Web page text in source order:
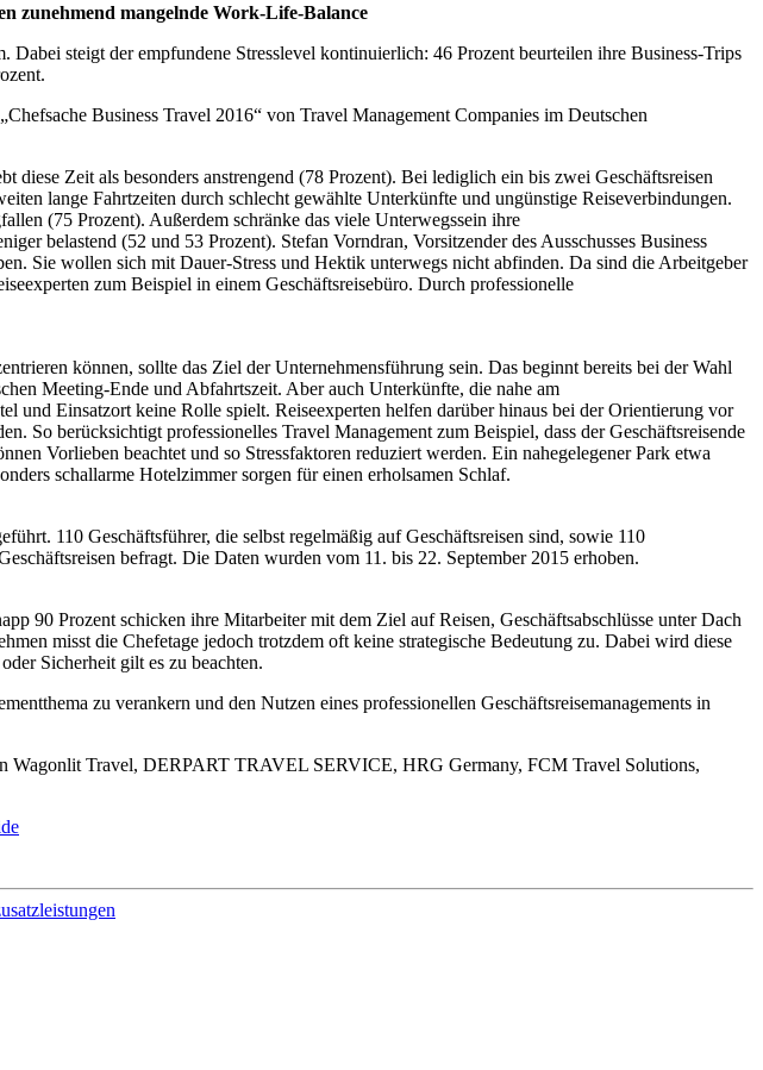
zunehmend mangelnde Work-Life-Balance
steigt der empfundene Stresslevel kontinuierlich: 46 Prozent beurteilen ihre Business-Trips
Business Travel 2016“ von Travel Management Companies im Deutschen
Zeit als besonders anstrengend (78 Prozent). Bei lediglich ein bis zwei Geschäftsreisen
lange Fahrtzeiten durch schlecht gewählte Unterkünfte und ungünstige Reiseverbindungen.
(75 Prozent). Außerdem schränke das viele Unterwegssein ihre
belastend (52 und 53 Prozent). Stefan Vorndran, Vorsitzender des Ausschusses Business
Sie wollen sich mit Dauer-Stress und Hektik unterwegs nicht abfinden. Da sind die Arbeitgeber
zum Beispiel in einem Geschäftsreisebüro. Durch professionelle
können, sollte das Ziel der Unternehmensführung sein. Das beginnt bereits bei der Wahl
Meeting-Ende und Abfahrtszeit. Aber auch Unterkünfte, die nahe am
und Einsatzort keine Rolle spielt. Reiseexperten helfen darüber hinaus bei der Orientierung vor
So berücksichtigt professionelles Travel Management zum Beispiel, dass der Geschäftsreisende
Vorlieben beachtet und so Stressfaktoren reduziert werden. Ein nahegelegener Park etwa
schallarme Hotelzimmer sorgen für einen erholsamen Schlaf.
110 Geschäftsführer, die selbst regelmäßig auf Geschäftsreisen sind, sowie 110
befragt. Die Daten wurden vom 11. bis 22. September 2015 erhoben.
90 Prozent schicken ihre Mitarbeiter mit dem Ziel auf Reisen, Geschäftsabschlüsse unter Dach
misst die Chefetage jedoch trotzdem oft keine strategische Bedeutung zu. Dabei wird diese
Sicherheit gilt es zu beachten.
zu verankern und den Nutzen eines professionellen Geschäftsreisemanagements in
Wagonlit Travel, DERPART TRAVEL SERVICE, HRG Germany, FCM Travel Solutions,